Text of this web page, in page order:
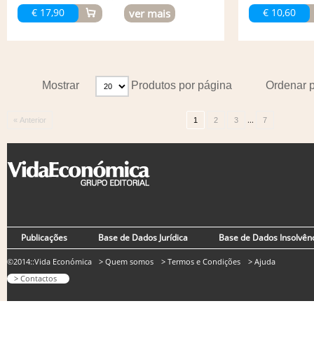
€ 17,90 ver mais € 10,60
Ordenar
Mostrar Produtos por página
« Anterior 1 2 3 ... 7
Publicações Base de Dados Jurídica Base de Dados
©2014::Vida Económica
> Contactos
> Quem somos > Termos e Condições > Ajuda